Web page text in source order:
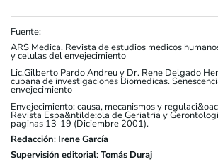
Fuente:
ARS Medica. Revista de estudios medicos
y celulas del envejecimiento
Lic.Gilberto Pardo Andreu y Dr. Rene Delgado
cubana de investigaciones Biomedicas.
envejecimiento
Envejecimiento: causa, mecanismos y
Revista Espa&ntilde;ola de Geriatria y
paginas 13-19 (Diciembre 2001).
Redacción: Irene García
Supervisión editorial:Tomás Duraj